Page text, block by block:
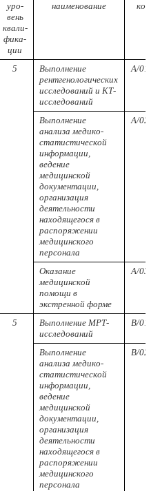
уро-
вень
квали-
фика-
ции
наименование код
5
Выполнение
рентгенологических
исследований и КТ-
исследований
A/01.5
Выполнение
анализа медико-
статистической
информации,
ведение
медицинской
документации,
организация
деятельности
находящегося в
распоряжении
медицинского
персонала
A/02.5
Оказание
медицинской
помощи в
экстренной форме
A/03.5
5
Выполнение МРТ-
исследований
B/01.5
Выполнение
анализа медико-
статистической
информации,
ведение
медицинской
документации,
организация
деятельности
находящегося в
распоряжении
медицинского
персонала
B/02.5